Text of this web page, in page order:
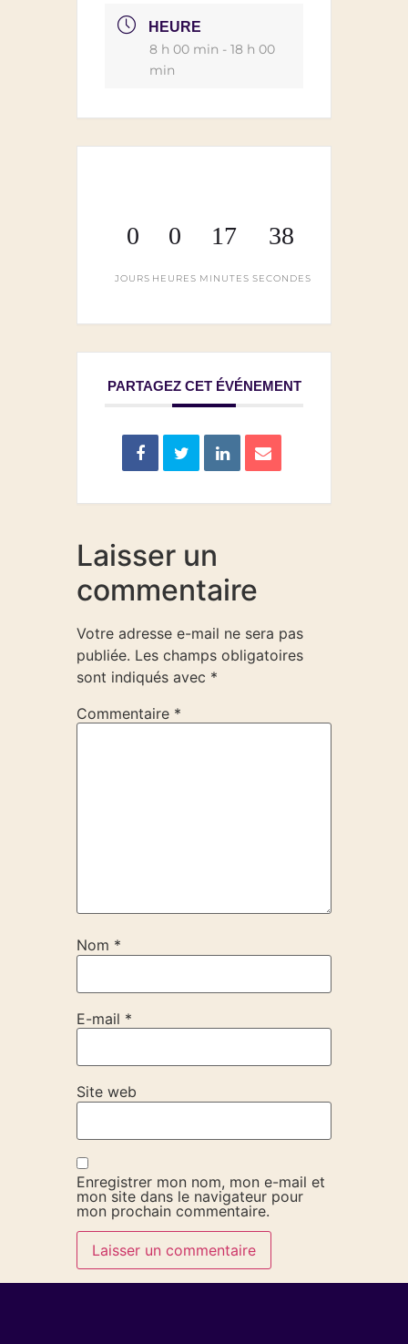
HEURE
8 h 00 min - 18 h 00
min
0
JOURS
0
HEURES
17
MINUTES
38
SECONDES
PARTAGEZ CET ÉVÉNEMENT
Laisser un
commentaire
Votre adresse e-mail ne sera pas
publiée. Les champs obligatoires
sont indiqués avec *
Commentaire *
Nom *
E-mail *
Site web
Enregistrer mon nom, mon e-mail et
mon site dans le navigateur pour
mon prochain commentaire.